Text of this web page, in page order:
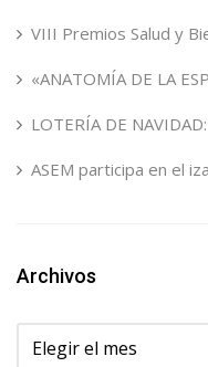
VIII Premios Salud y
«ANATOMÍA DE LA
LOTERÍA DE
ASEM participa en el
Archivos
Archivos